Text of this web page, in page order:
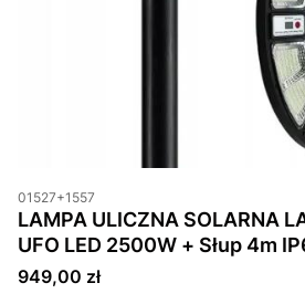
01527+1557
LAMPA ULICZNA SOLARNA
UFO LED
Cena
949,00 zł